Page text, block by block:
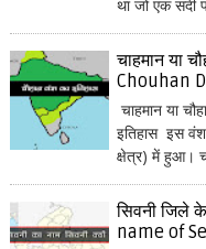
था जो एक
चाहमान या
Chouhan
चाहमान या
इतिहास इस
क्षेत्र) में हुआ।
सिवनी जिले
name of